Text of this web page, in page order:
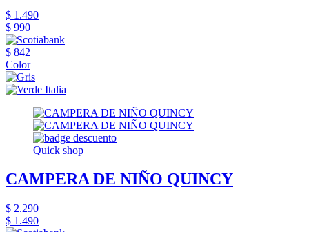
$ 1.490
$ 990
$ 842
Color
Quick shop
CAMPERA DE NIÑO QUINCY
$ 2.290
$ 1.490